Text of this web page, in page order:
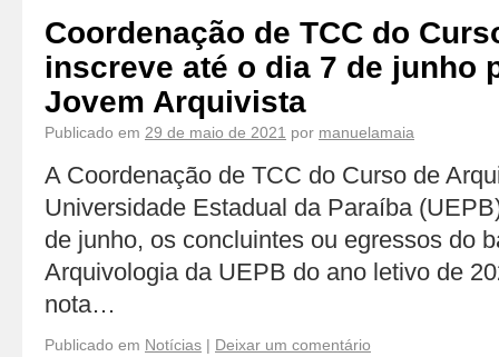
Coordenação de TCC do
inscreve até o dia 7 de junho
Jovem Arquivista
Publicado em 29 de maio de 2021 por manuelamaia
A Coordenação de TCC do Curso de
Universidade Estadual da Paraíba
de junho, os concluintes ou egressos do
Arquivologia da UEPB do ano letivo de
nota…
Publicado em Notícias | Deixar um comentário